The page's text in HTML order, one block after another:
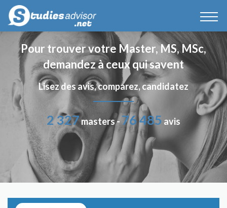
Pour trouver votre Master, MS, MSc,
demandez à ceux qui savent
Lisez des avis, comparez, candidatez
2 327masters -76 485 avis